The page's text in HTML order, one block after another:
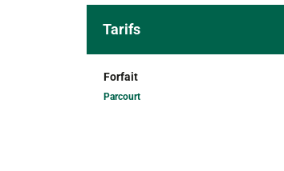
Tarifs
Forfait
Parcourt